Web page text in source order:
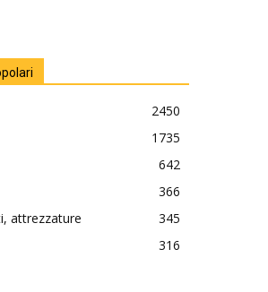
2450
1735
642
366
attrezzature
345
316